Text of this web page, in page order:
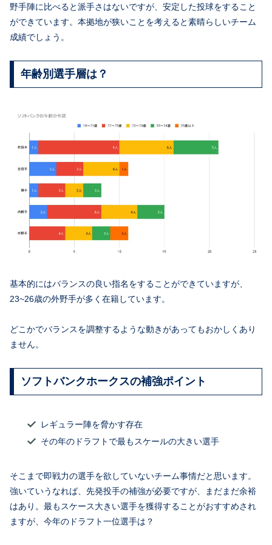
野手陣に比べると派手さはないですが、安定した投球をすること
ができています。本拠地が狭いことを考えると素晴らしいチーム
成績でしょう。
年齢別選手層は？
基本的にはバランスの良い指名をすることができていますが、
23~26歳の外野手が多く在籍しています。
どこかでバランスを調整するような動きがあってもおかしくあり
ません。
ソフトバンクホークスの補強ポイント
レギュラー陣を脅かす存在
その年のドラフトで最もスケールの大きい選手
そこまで即戦力の選手を欲していないチーム事情だと思います。
強いていうなれば、先発投手の補強が必要ですが、まだまだ余裕
はあり。最もスケース大きい選手を獲得することがおすすめされ
ますが、今年のドラフト一位選手は？